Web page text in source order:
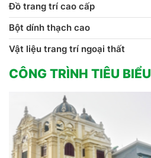
Đồ trang trí cao cấp
Bột dính thạch cao
Vật liệu trang trí ngoại thất
CÔNG TRÌNH TIÊU BIỂU